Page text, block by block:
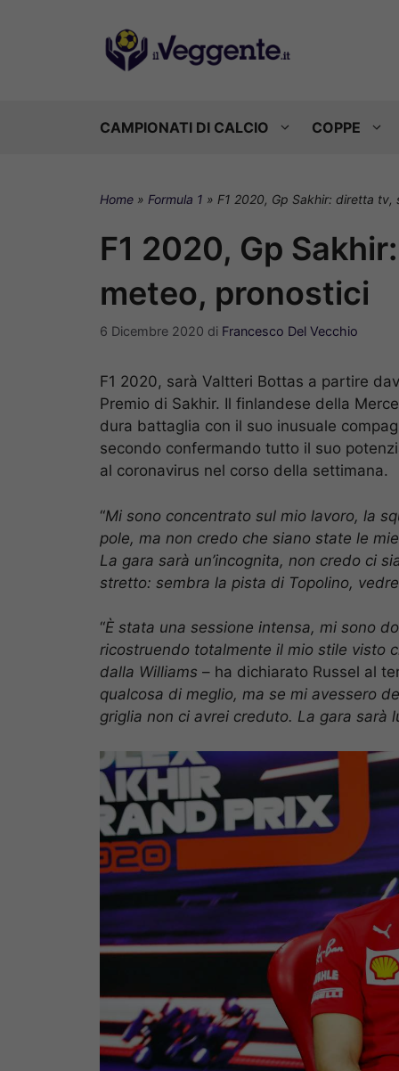
CAMPIONATI DI CALCIO COPPE
Home » Formula 1 » F1 2020, Gp Sakhir: diretta
F1 2020, Gp
meteo, pronostici
6 Dicembre 2020 di Francesco Del Vecchio
F1 2020, sarà Valtteri Bottas a partire
Premio di Sakhir. Il finlandese della
dura battaglia con il suo inusuale
secondo confermando tutto il suo
al coronavirus nel corso della settimana.
“Mi sono concentrato sul mio lavoro, la
pole, ma non credo che siano state le
La gara sarà un’incognita, non credo ci
stretto: sembra la pista di Topolino,
“È stata una sessione intensa, mi sono
ricostruendo totalmente il mio stile visto
dalla Williams – ha dichiarato Russel al
qualcosa di meglio, ma se mi avessero
griglia non ci avrei creduto. La gara sarà